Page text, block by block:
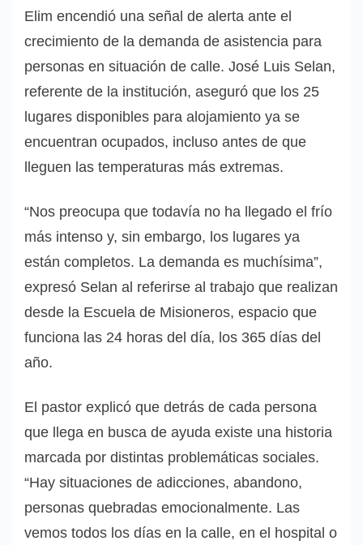
Elim encendió una señal de alerta ante el
crecimiento de la demanda de asistencia para
personas en situación de calle. José Luis Selan,
referente de la institución, aseguró que los 25
lugares disponibles para alojamiento ya se
encuentran ocupados, incluso antes de que
lleguen las temperaturas más extremas.
“Nos preocupa que todavía no ha llegado el frío
más intenso y, sin embargo, los lugares ya
están completos. La demanda es muchísima”,
expresó Selan al referirse al trabajo que realizan
desde la Escuela de Misioneros, espacio que
funciona las 24 horas del día, los 365 días del
año.
El pastor explicó que detrás de cada persona
que llega en busca de ayuda existe una historia
marcada por distintas problemáticas sociales.
“Hay situaciones de adicciones, abandono,
personas quebradas emocionalmente. Las
vemos todos los días en la calle, en el hospital o